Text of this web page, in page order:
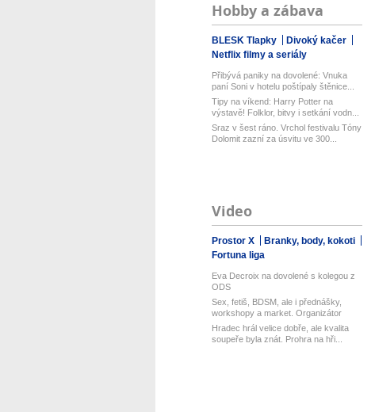
Hobby a zábava
BLESK Tlapky
Divoký kačer
Netflix filmy a seriály
Přibývá paniky na dovolené: Vnuka
paní Soni v hotelu poštípaly štěnice...
Tipy na víkend: Harry Potter na
výstavě! Folklor, bitvy i setkání vodn...
Sraz v šest ráno. Vrchol festivalu Tóny
Dolomit zazní za úsvitu ve 300...
Video
Prostor X
Branky, body, kokoti
Fortuna liga
Eva Decroix na dovolené s kolegou z
ODS
Sex, fetiš, BDSM, ale i přednášky,
workshopy a market. Organizátor
Pra...
Hradec hrál velice dobře, ale kvalita
soupeře byla znát. Prohra na hři...